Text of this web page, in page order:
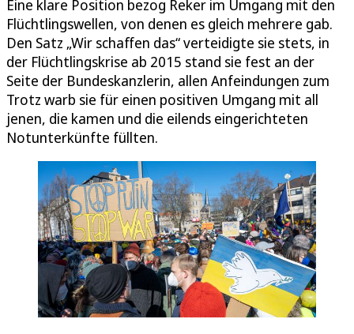
Eine klare Position bezog Reker im Umgang mit den
Flüchtlingswellen, von denen es gleich mehrere gab.
Den Satz „Wir schaffen das“ verteidigte sie stets, in
der Flüchtlingskrise ab 2015 stand sie fest an der
Seite der Bundeskanzlerin, allen Anfeindungen zum
Trotz warb sie für einen positiven Umgang mit all
jenen, die kamen und die eilends eingerichteten
Notunterkünfte füllten.